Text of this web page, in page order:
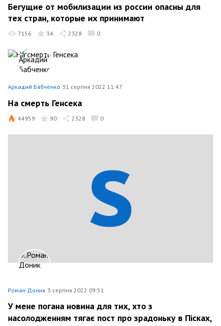
Бегущие от мобилизации из россии опасны для
тех стран, которые их принимают
7156 34 2328 0
Аркадий Бабченко 31 серпня 2022 11:47
На смерть Генсека
44959 90 2328 0
Роман Доник 3 серпня 2022 09:51
У мене погана новина для тих, хто з
насолодженням тягає пост про зрадоньку в Пісках,